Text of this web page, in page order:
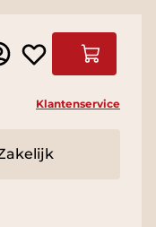
Klantenservice